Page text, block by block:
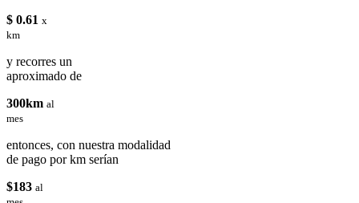
$ 0.61 x
km
y recorres un
aproximado de
300km al
mes
entonces, con nuestra modalidad
de pago por km serían
$183 al